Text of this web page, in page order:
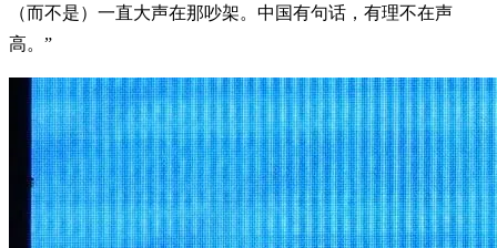
（而不是）一直大声在那吵架。中国有句话，有理不在声
高。”